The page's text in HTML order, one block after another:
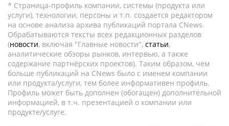
* Страница-профиль компании, системы (продукта или
услуги), технологии, персоны и т.п. создается редактором
на основе анализа архива публикаций портала CNews.
Обрабатываются тексты всех редакционных разделов
(новости, включая "Главные новости", статьи,
аналитические обзоры рынков, интервью, а также
содержание партнёрских проектов). Таким образом, чем
больше публикаций на CNews было с именем компании
или продукта/услуги, тем более информативен профиль.
Профиль может быть дополнен (обогащен) дополнительной
информацией, в т.ч. презентацией о компании или
продукте/услуге.